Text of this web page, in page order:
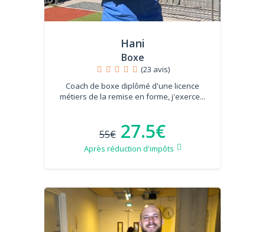
Hani
Boxe
(23 avis)
Coach de boxe diplômé d'une licence
métiers de la remise en forme, j'exerce...
55€ 27.5€
Après réduction d'impôts